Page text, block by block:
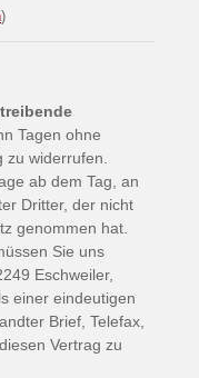
)
Tagen ohne
widerrufen.
ab dem Tag, an
Dritter, der nicht
genommen hat.
Sie uns
Eschweiler,
einer eindeutigen
Brief, Telefax,
Vertrag zu